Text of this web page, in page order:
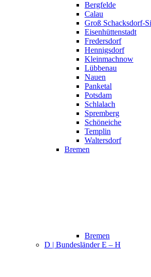
Bergfelde
Calau
Groß Schacksdorf-
Eisenhüttenstadt
Fredersdorf
Hennigsdorf
Kleinmachnow
Lübbenau
Nauen
Panketal
Potsdam
Schlalach
Spremberg
Schöneiche
Templin
Waltersdorf
Bremen
Bremen
D | Bundesländer E – H